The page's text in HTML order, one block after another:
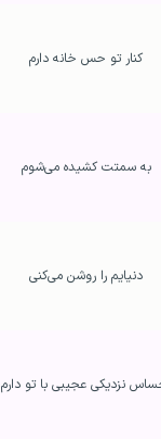
کنار تو حس خانه دارم
به سمتت کشیده می‌شوم
دنیایم را روشن می‌کنی
نزدیکی عجیبی با تو دارم